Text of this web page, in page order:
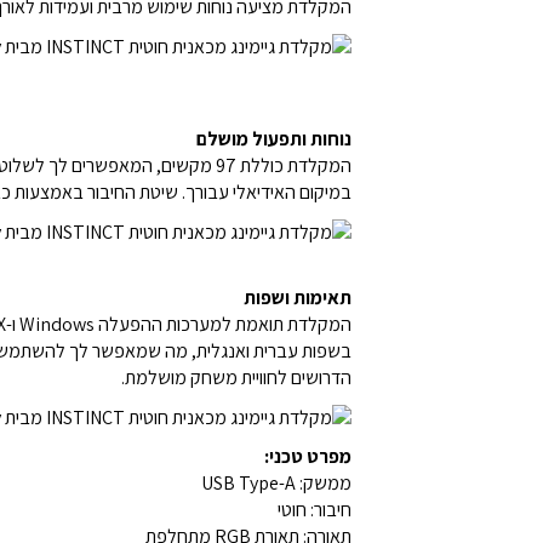
המקלדת מציעה נוחות שימוש מרבית ועמידות
נוחות ותפעול מושלם
במיקום האידיאלי עבורך. שיטת החיבור
תאימות ושפות
הדרושים לחוויית משחק מושלמת.
מפרט טכני:
ממשק: USB Type-A
חיבור: חוטי
תאורה: תאורת RGB מתחלפת